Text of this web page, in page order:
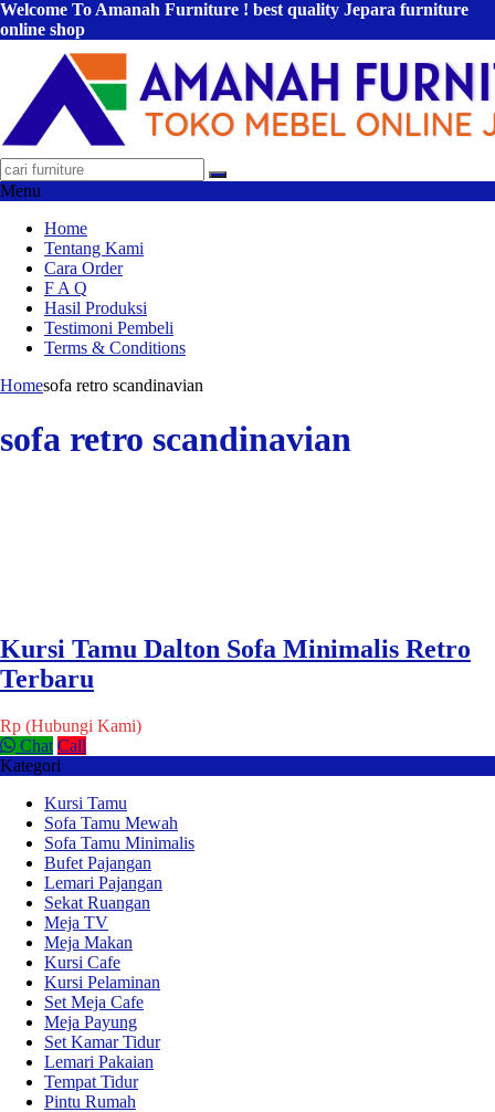
Welcome To Amanah Furniture ! best quality Jepara furniture
online shop
Menu
Home
Tentang Kami
Cara Order
F A Q
Hasil Produksi
Testimoni Pembeli
Terms & Conditions
Homesofa retro scandinavian
sofa retro scandinavian
Kursi Tamu Dalton Sofa Minimalis Retro
Terbaru
Rp (Hubungi Kami)
Chat Call
Kategori
Kursi Tamu
Sofa Tamu Mewah
Sofa Tamu Minimalis
Bufet Pajangan
Lemari Pajangan
Sekat Ruangan
Meja TV
Meja Makan
Kursi Cafe
Kursi Pelaminan
Set Meja Cafe
Meja Payung
Set Kamar Tidur
Lemari Pakaian
Tempat Tidur
Pintu Rumah